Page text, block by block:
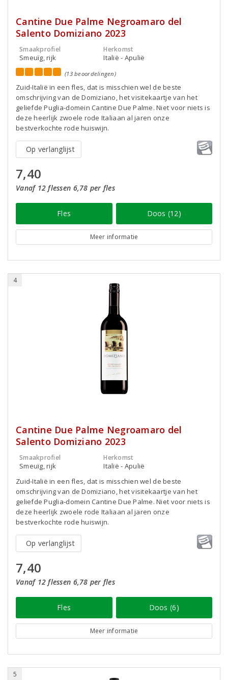
Cantine Due Palme Negroamaro del
Salento Domiziano 2023
Smaakprofiel
Smeuïg, rijk
Herkomst
Italië - Apulië
(13 beoordelingen)
Zuid-Italië in een fles, dat is misschien wel de beste
omschrijving van de Domiziano, het visitekaartje van het
geliefde Puglia-domein Cantine Due Palme. Niet voor niets is
deze heerlijk zwoele rode Italiaan al jaren onze
bestverkochte rode huiswijn.
Op verlanglijst
7,40
Vanaf 12 flessen 6,78 per fles
Fles Doos (12)
Meer informatie
4
Cantine Due Palme Negroamaro del
Salento Domiziano 2023
Smaakprofiel
Smeuïg, rijk
Herkomst
Italië - Apulië
Zuid-Italië in een fles, dat is misschien wel de beste
omschrijving van de Domiziano, het visitekaartje van het
geliefde Puglia-domein Cantine Due Palme. Niet voor niets is
deze heerlijk zwoele rode Italiaan al jaren onze
bestverkochte rode huiswijn.
Op verlanglijst
7,40
Vanaf 12 flessen 6,78 per fles
Fles Doos (6)
Meer informatie
5